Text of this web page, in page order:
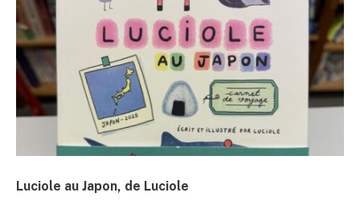
Luciole au Japon, de Luciole